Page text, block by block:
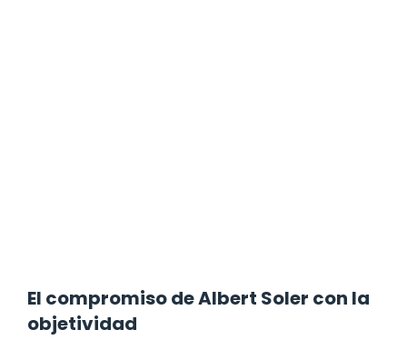
El compromiso de Albert Soler con la
objetividad